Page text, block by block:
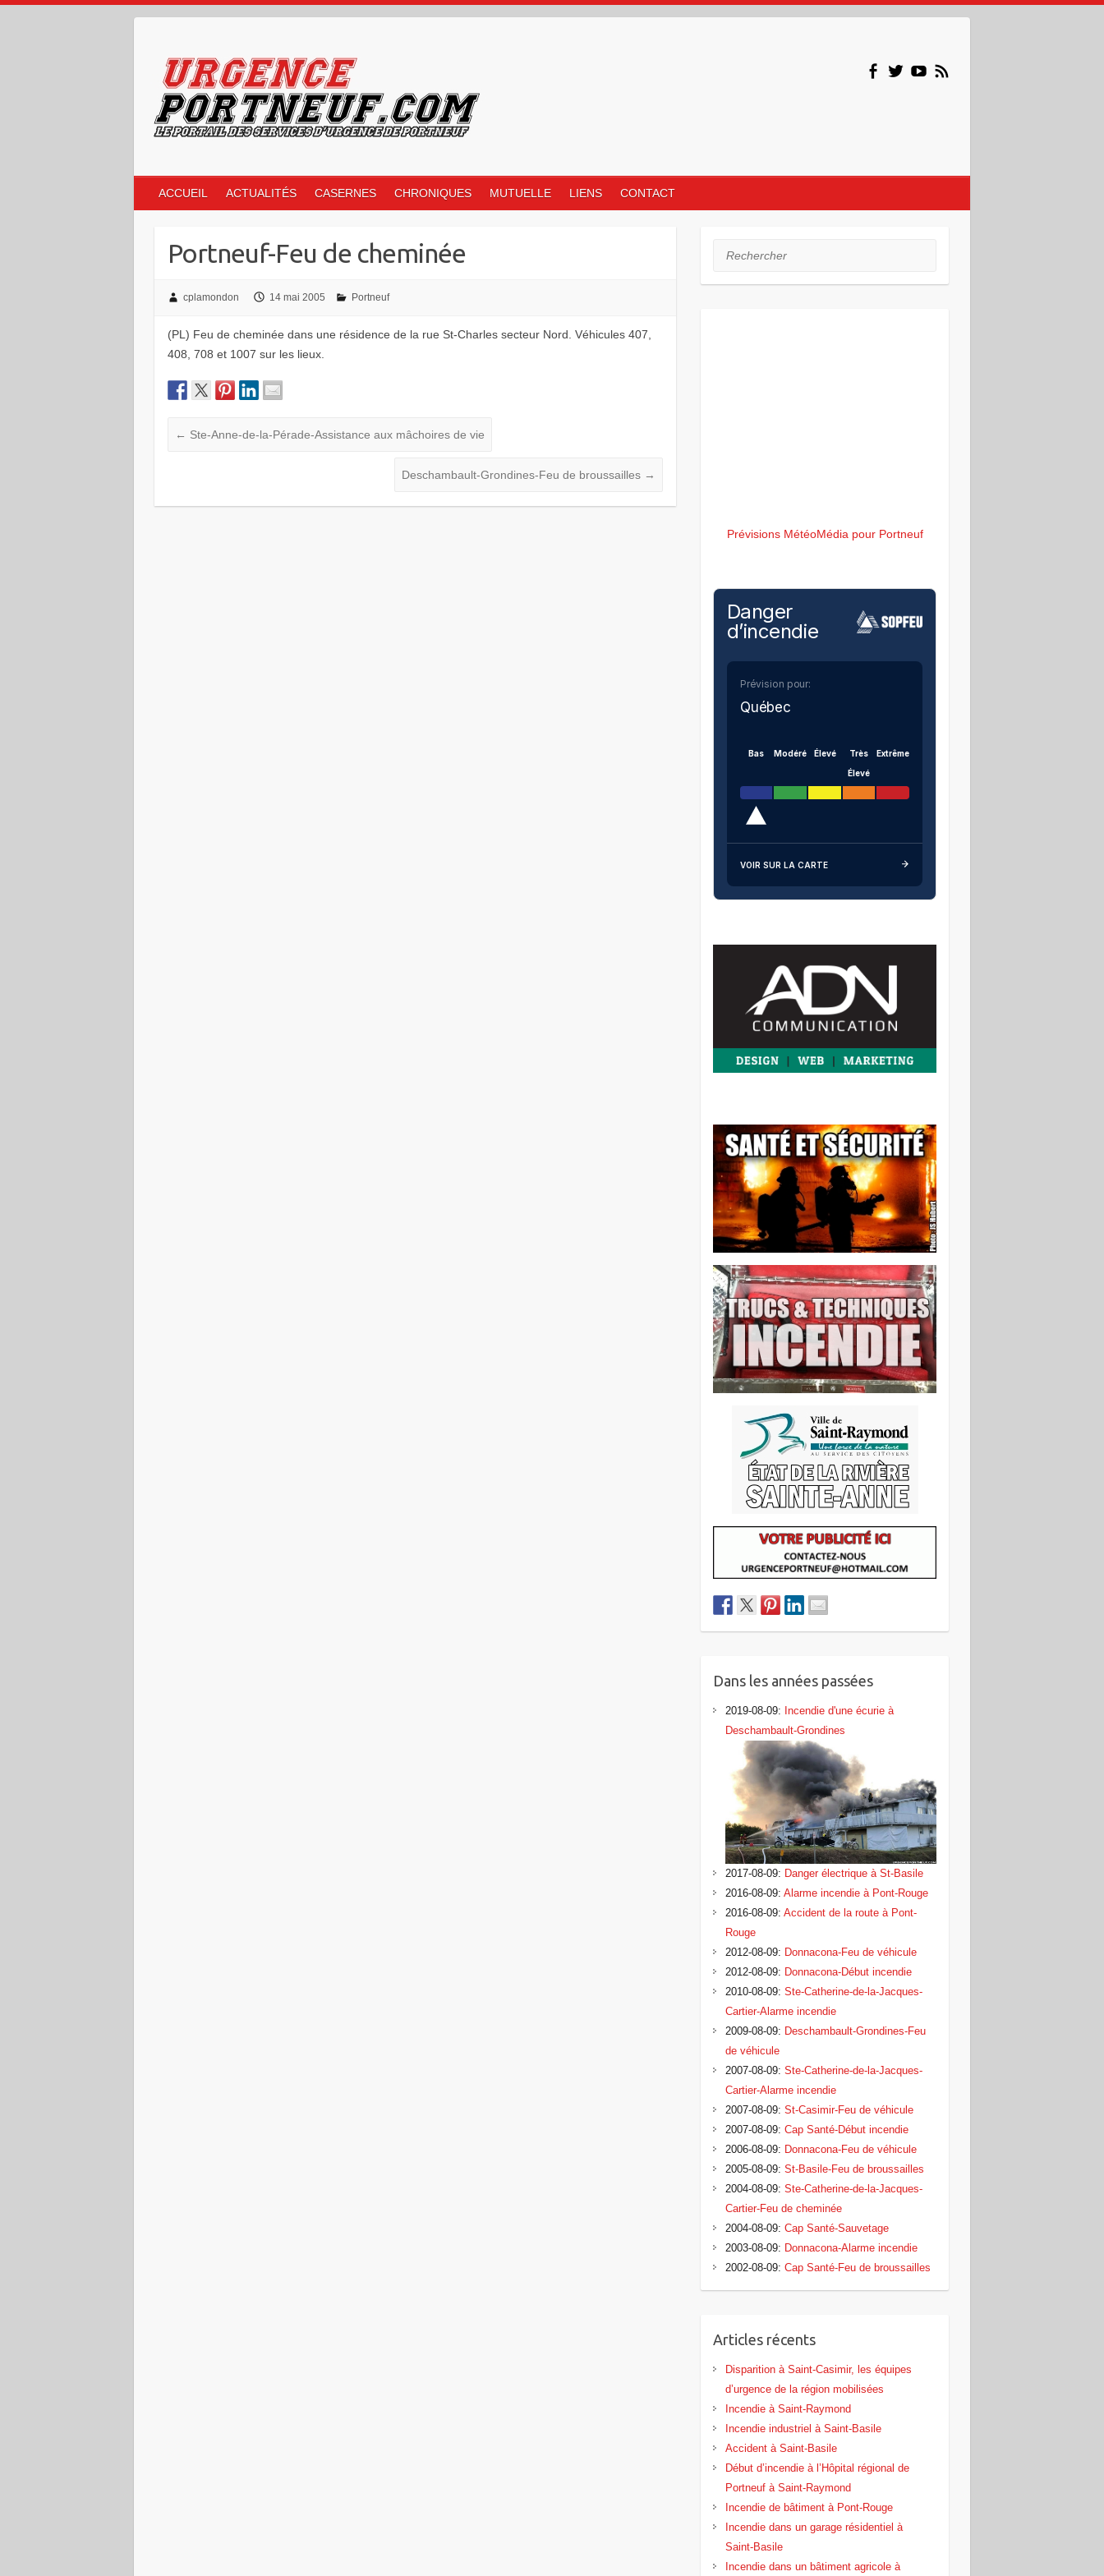
ACCUEIL ACTUALITÉS CASERNES CHRONIQUES MUTUELLE LIENS CONTACT
Portneuf-Feu de cheminée
cplamondon 14 mai 2005 Portneuf
(PL) Feu de cheminée dans une résidence de la rue St-Charles secteur Nord. Véhicules 407,
408, 708 et 1007 sur les lieux.
← Ste-Anne-de-la-Pérade-Assistance aux mâchoires de vie
Deschambault-Grondines-Feu de broussailles →
Rechercher
Prévisions MétéoMédia pour Portneuf
Danger
d’incendie
Prévision pour:
Québec
Bas Modéré Élevé
Très
Élevé
Extrême
VOIR SUR LA CARTE
Dans les années passées
2019-08-09: Incendie d'une écurie à
Deschambault-Grondines
2017-08-09: Danger électrique à St-Basile
2016-08-09: Alarme incendie à Pont-Rouge
2016-08-09: Accident de la route à Pont-
Rouge
2012-08-09: Donnacona-Feu de véhicule
2012-08-09: Donnacona-Début incendie
2010-08-09: Ste-Catherine-de-la-Jacques-
Cartier-Alarme incendie
2009-08-09: Deschambault-Grondines-Feu
de véhicule
2007-08-09: Ste-Catherine-de-la-Jacques-
Cartier-Alarme incendie
2007-08-09: St-Casimir-Feu de véhicule
2007-08-09: Cap Santé-Début incendie
2006-08-09: Donnacona-Feu de véhicule
2005-08-09: St-Basile-Feu de broussailles
2004-08-09: Ste-Catherine-de-la-Jacques-
Cartier-Feu de cheminée
2004-08-09: Cap Santé-Sauvetage
2003-08-09: Donnacona-Alarme incendie
2002-08-09: Cap Santé-Feu de broussailles
Articles récents
Disparition à Saint-Casimir, les équipes
d’urgence de la région mobilisées
Incendie à Saint-Raymond
Incendie industriel à Saint-Basile
Accident à Saint-Basile
Début d’incendie à l’Hôpital régional de
Portneuf à Saint-Raymond
Incendie de bâtiment à Pont‑Rouge
Incendie dans un garage résidentiel à
Saint‑Basile
Incendie dans un bâtiment agricole à